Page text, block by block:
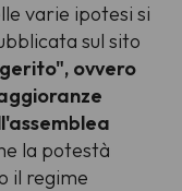
varie ipotesi si
sul sito
ovvero
la potestà
il regime